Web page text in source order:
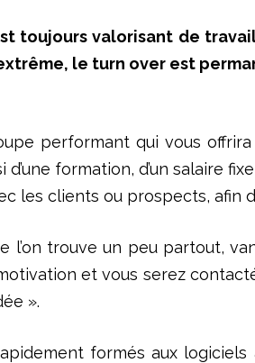
toujours valorisant de
le turn over est
performant qui vous
formation, d’un salaire
les clients ou prospects, afin
l’on trouve un peu partout,
et vous serez
».
formés aux